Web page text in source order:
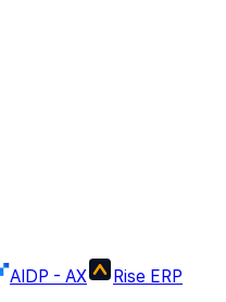
AIDP - AX Rise ERP